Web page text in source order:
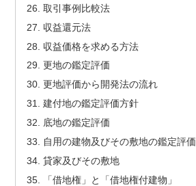
取引事例比較法
収益還元法
収益価格を求める方法
更地の鑑定評価
更地評価から開発法の流れ
建付地の鑑定評価方針
底地の鑑定評価
自用の建物及びその敷地の鑑定評価
貸家及びその敷地
「借地権」と「借地権付建物」